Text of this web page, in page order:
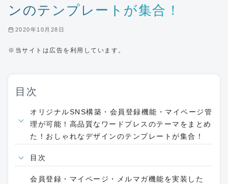
ンのテンプレートが集合！
2020年10月28日
※当サイトは広告を利用しています。
目次
オリジナルSNS構築・会員登録機能・マイページ管
理が可能！高品質なワードプレスのテーマをまとめ
た！おしゃれなデザインのテンプレートが集合！
目次
会員登録・マイページ・メルマガ機能を実装した